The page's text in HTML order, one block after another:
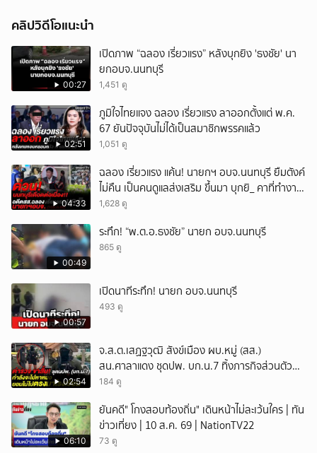
คลิปวิดีโอแนะนำ
00:27
เปิดภาพ “ฉลอง เรี่ยวแรง” หลังบุกยิง 'ธงชัย' นา
ยกอบจ.นนทบุรี
1,451 ดู
02:51
ภูมิใจไทยแจง ฉลอง เรี่ยวแรง ลาออกตั้งแต่ พ.ค.
67 ยันปัจจุบันไม่ได้เป็นสมาชิกพรรคแล้ว
1,051 ดู
04:33
ฉลอง เรี่ยวแรง แค้น! นายกฯ อบจ.นนทบุรี ยืมตังค์
ไม่คืน เป็นคนดูแลส่งเสริม ขึ้นมา บุกยิ_ คาที่ทำงาน
(10ส.ค.69)
1,628 ดู
00:49
ระทึก! “พ.ต.อ.ธงชัย” นายก อบจ.นนทบุรี
865 ดู
00:57
เปิดนาทีระทึก! นายก อบจ.นนทบุรี
493 ดู
02:54
จ.ส.ต.เสฏฐวุฒิ สังข์เมือง ผบ.หมู่ (สส.)
สน.ศาลาแดง ชุดปพ. บก.น.7 ทิ้งภารกิจส่วนตัว
มาช่วยโรงเรียน
184 ดู
06:10
ยันคดี" โกงสอบท้องถิ่น" เดินหน้าไม่ละเว้นใคร | ทัน
ข่าวเที่ยง | 10 ส.ค. 69 | NationTV22
73 ดู